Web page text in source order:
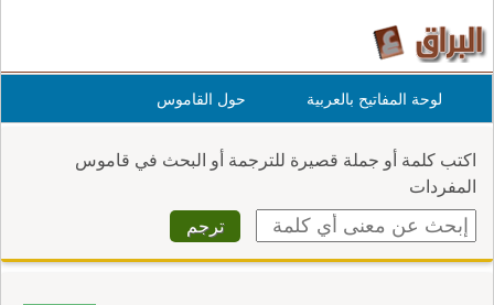
لوحة المفاتيح بالعربية حول القاموس
اكتب كلمة أو جملة قصيرة للترجمة أو البحث في قاموس
المفردات